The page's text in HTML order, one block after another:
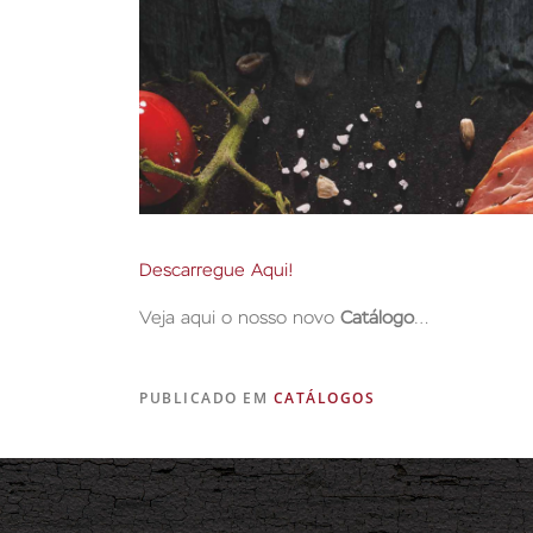
Descarregue Aqui!
Veja aqui o nosso novo Catálogo…
PUBLICADO EM CATÁLOGOS